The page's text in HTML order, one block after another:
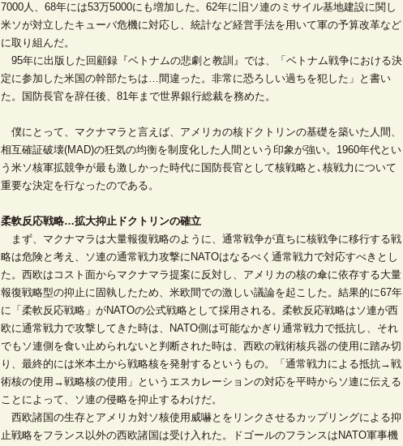
7000人、68年には53万5000にも増加した。62年に旧ソ連のミサイル基地建設に関し
米ソが対立したキューバ危機に対応し、統計など経営手法を用いて軍の予算改革など
に取り組んだ。
95年に出版した回顧録『ベトナムの悲劇と教訓』では、「ベトナム戦争における決
定に参加した米国の幹部たちは…間違った。非常に恐ろしい過ちを犯した」と書い
た。国防長官を辞任後、81年まで世界銀行総裁を務めた。
僕にとって、マクナマラと言えば、アメリカの核ドクトリンの基礎を築いた人間、
相互確証破壊(MAD)の狂気の均衡を制度化した人間という印象が強い。1960年代とい
う米ソ核軍拡競争が最も激しかった時代に国防長官として核戦略と､核戦力について
重要な決定を行なったのである。
柔軟反応戦略…拡大抑止ドクトリンの確立
まず、マクナマラは大量報復戦略のように、通常戦争が直ちに核戦争に移行する戦
略は危険と考え、ソ連の通常戦力攻撃にNATOはなるべく通常戦力で対応すべきとし
た。西欧はコスト面からマクナマラ提案に反対し、アメリカの核の傘に依存する大量
報復戦略型の抑止に固執したため、米欧間での激しい議論を起こした。結果的に67年
に「柔軟反応戦略」がNATOの公式戦略として採用される。柔軟反応戦略はソ連が西
欧に通常戦力で攻撃してきた時は、NATO側は可能なかぎり通常戦力で抵抗し、それ
でもソ連側を食い止められないと判断された時は、西欧の戦術核兵器の使用に踏み切
り、最終的には米本土から戦略核を発射するというもの。「通常戦力による抵抗→戦
術核の使用→戦略核の使用」というエスカレーションの対応を平時からソ連に伝える
ことによって、ソ連の侵略を抑止するわけだ。
西欧諸国の生存とアメリカ対ソ核使用威嚇とをリンクさせるカップリングによる抑
止戦略をフランス以外の西欧諸国は受け入れた。ドゴールのフランスはNATO軍事機